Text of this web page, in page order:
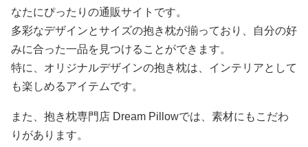
なたにぴったりの通販サイトです。
多彩なデザインとサイズの抱き枕が揃っており、自分の好
みに合った一品を見つけることができます。
特に、オリジナルデザインの抱き枕は、インテリアとして
も楽しめるアイテムです。
また、抱き枕専門店 Dream Pillowでは、素材にもこだわ
りがあります。